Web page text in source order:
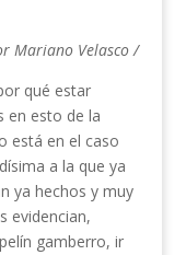
Mariano Velasco /
qué estar
en esto de la
está en el caso
a la que ya
ya hechos y muy
evidencian,
gamberro, ir